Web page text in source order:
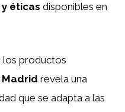
éticas disponibles en
los productos
Madrid revela una
que se adapta a las